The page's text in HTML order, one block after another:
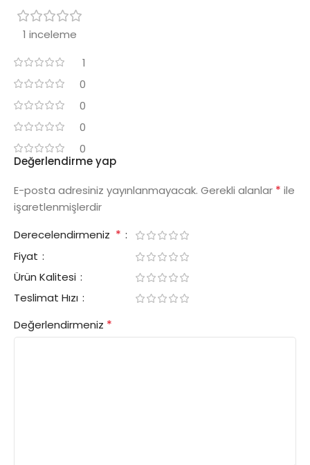
1 inceleme
1
0
0
0
0
Değerlendirme yap
E-posta adresiniz yayınlanmayacak. Gerekli alanlar * ile
işaretlenmişlerdir
Derecelendirmeniz *
Fiyat
Ürün Kalitesi
Teslimat Hızı
Değerlendirmeniz *